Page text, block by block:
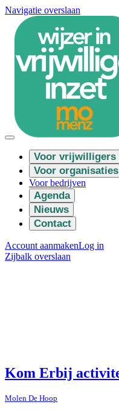
Navigatie overslaan
Voor vrijwilligers
Voor organisaties
Voor bedrijven
Agenda
Nieuws
Contact
Account aanmakenLog in
Zijbalk overslaan
Kom Erbij
Molen De Hoop